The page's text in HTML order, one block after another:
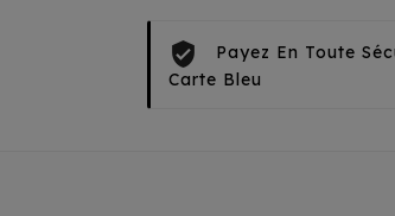
Payez En Toute
Carte Bleu